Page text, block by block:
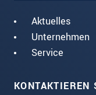
Aktuelles
Unternehmen
Service
KONTAKTIEREN